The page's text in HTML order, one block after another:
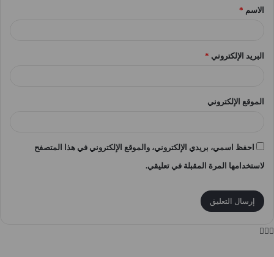
*الاسم *
البريد الإلكتروني *
الموقع الإلكتروني
احفظ اسمي، بريدي الإلكتروني، والموقع الإلكتروني في هذا المتصفح
لاستخدامها المرة المقبلة في تعليقي.